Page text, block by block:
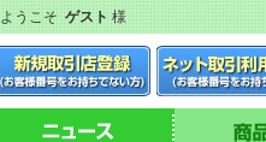
ようこそゲスト様